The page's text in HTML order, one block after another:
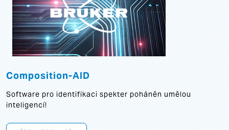
Composition-AID
Software pro identifikaci spekter poháněn umělou
inteligencí!